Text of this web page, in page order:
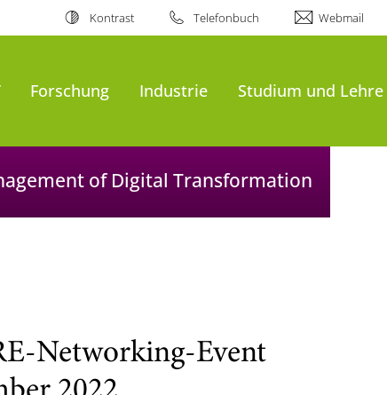
Kontrast Telefonbuch Webmail
Forschung Industrie Studium und Lehre
of Digital Transformation
Networking-Event